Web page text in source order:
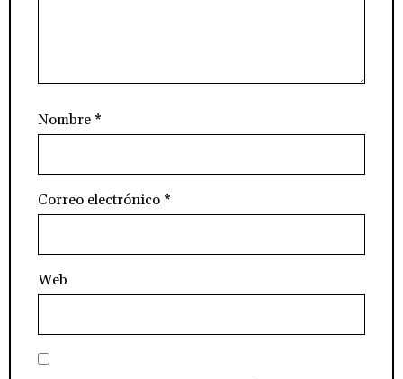
Nombre *
Correo electrónico *
Web